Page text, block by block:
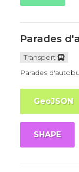
Parades
Transport
Parades
GeoJSON
SHAPE